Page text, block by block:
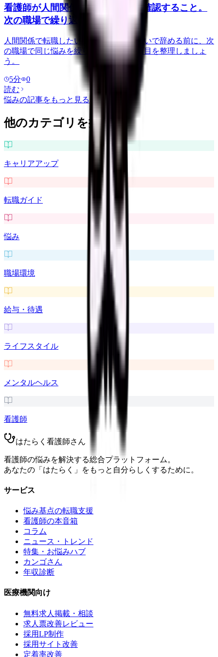
看護師が人間関係で転職する前に確認すること。
次の職場で繰り返さない見方
人間関係で転職したい看護師さんへ。勢いで辞める前に、次
の職場で同じ悩みを繰り返さない確認項目を整理しましょ
う。
5分
0
読む
悩みの記事をもっと見る
他のカテゴリを探す
キャリアアップ
転職ガイド
悩み
職場環境
給与・待遇
ライフスタイル
メンタルヘルス
看護師
はたらく看護師さん
看護師の悩みを解決する総合プラットフォーム。
あなたの「はたらく」をもっと自分らしくするために。
サービス
悩み基点の転職支援
看護師の本音箱
コラム
ニュース・トレンド
特集・お悩みハブ
カンゴさん
年収診断
医療機関向け
無料求人掲載・相談
求人票改善レビュー
採用LP制作
採用サイト改善
定着率改善